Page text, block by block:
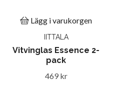
Lägg i varukorgen
IITTALA
Vitvinglas Essence 2-
pack
469 kr